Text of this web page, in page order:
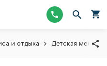
и отдыха Детская мебель